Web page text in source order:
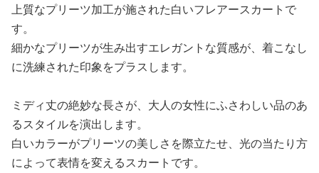
上質なプリーツ加工が施された白いフレアースカートで
す。
細かなプリーツが生み出すエレガントな質感が、着こなし
に洗練された印象をプラスします。
ミディ丈の絶妙な長さが、大人の女性にふさわしい品のあ
るスタイルを演出します。
白いカラーがプリーツの美しさを際立たせ、光の当たり方
によって表情を変えるスカートです。